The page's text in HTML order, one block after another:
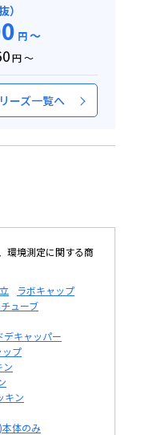
）
円～
円 ～
ーズ一覧へ
環境測定に関する商
ラボキャップ
ューブ
デキャッパー
ップ
ン
キン
体のみ